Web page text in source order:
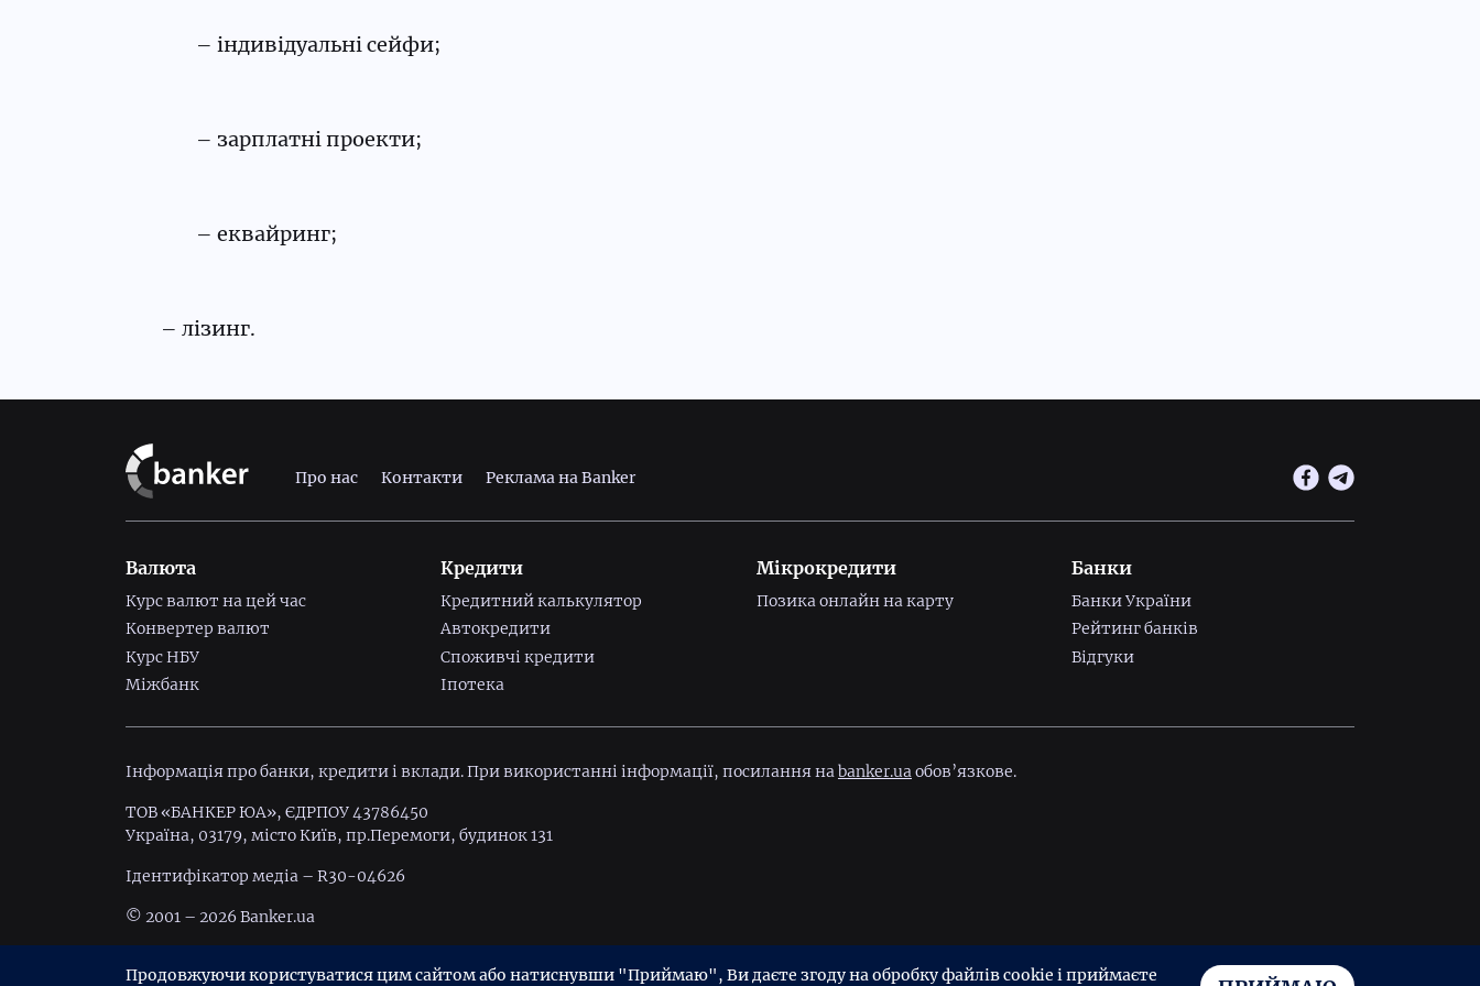
– індивідуальні сейфи;
– зарплатні проекти;
– еквайринг;
– лізинг.
Про нас Контакти Реклама на Banker
Валюта
Курс валют на цей час
Конвертер валют
Курс НБУ
Міжбанк
Кредити
Кредитний калькулятор
Автокредити
Споживчі кредити
Іпотека
Мікрокредити
Позика онлайн на карту
Банки
Банки України
Рейтинг банків
Відгуки
Інформація про банки, кредити і вклади. При використанні інформації, посилання наbanker.uaобов’язкове.
ТОВ «БАНКЕР ЮА», ЄДРПОУ 43786450
Україна, 03179, місто Київ, пр.Перемоги, будинок 131
Ідентифiкатор медiа – R30-04626
© 2001 – 2026 Banker.ua
Умови використання Політика конфіденційності Угода користувача
Продовжуючи користуватися цим сайтом або натиснувши "Приймаю", Ви даєте згоду на обробку файлів cookie і приймаєте